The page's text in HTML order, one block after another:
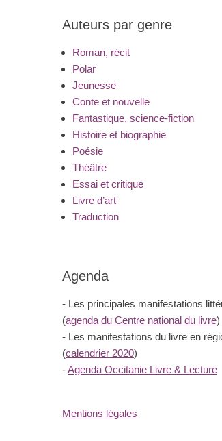
Auteurs par genre
Roman, récit
Polar
Jeunesse
Conte et nouvelle
Fantastique, science-fiction
Histoire et biographie
Poésie
Théâtre
Essai et critique
Livre d’art
Traduction
Agenda
- Les principales manifestations
(agenda du Centre national du livre)
- Les manifestations du livre en
(calendrier 2020)
-Agenda Occitanie Livre & Lecture
Mentions légales